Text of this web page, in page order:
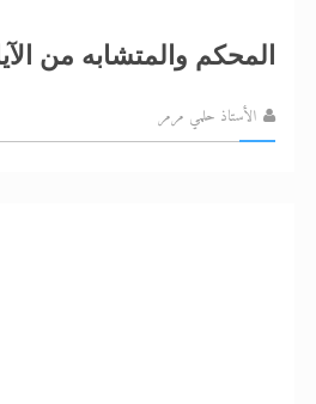
المحكم والمتشابه من
الأستاذ حلمي مرمر